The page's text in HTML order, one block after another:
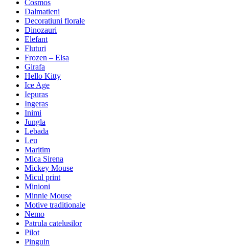
Cosmos
Dalmatieni
Decoratiuni florale
Dinozauri
Elefant
Fluturi
Frozen – Elsa
Girafa
Hello Kitty
Ice Age
Iepuras
Ingeras
Inimi
Jungla
Lebada
Leu
Maritim
Mica Sirena
Mickey Mouse
Micul print
Minioni
Minnie Mouse
Motive traditionale
Nemo
Patrula catelusilor
Pilot
Pinguin